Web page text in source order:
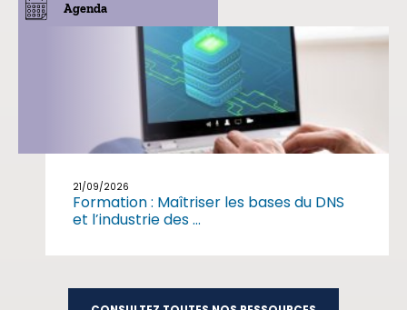
Agenda
21/09/2026
Formation : Maîtriser les bases du DNS
et l’industrie des ...